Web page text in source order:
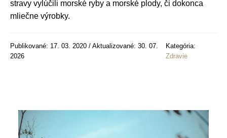
stravy vylúčili morské ryby a morské plody, či dokonca
mliečne výrobky.
Publikované: 17. 03. 2020 / Aktualizované: 30. 07.
2026
Kategória:
Zdravie